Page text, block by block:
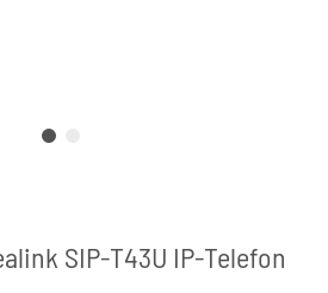
SIP-T43U IP-Telefon